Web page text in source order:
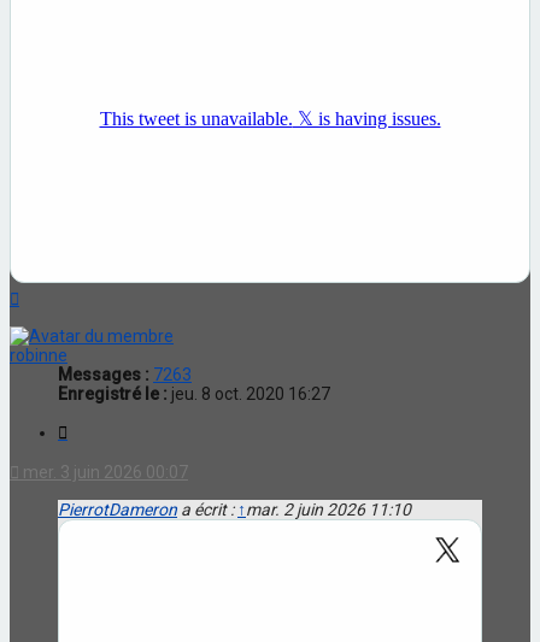
robinne
Messages : 7263
Enregistré le : jeu. 8 oct. 2020 16:27
mer. 3 juin 2026 00:07
PierrotDameron a écrit : ↑mar. 2 juin 2026 11:10